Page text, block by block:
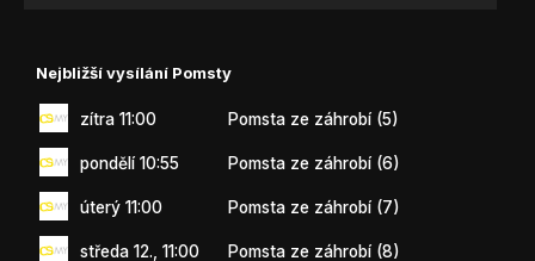
Nejbližší vysílání Pomsty
zítra 11:00 Pomsta ze záhrobí (5)
pondělí 10:55 Pomsta ze záhrobí (6)
úterý 11:00 Pomsta ze záhrobí (7)
středa 12., 11:00 Pomsta ze záhrobí (8)